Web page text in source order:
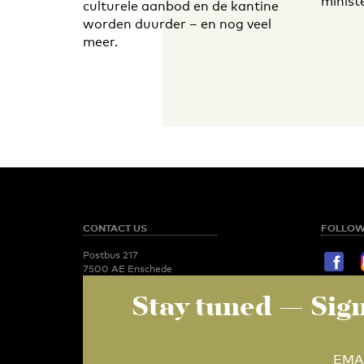
culturele aanbod en de kantine
worden duurder – en nog veel
meer.
CONTACT US
Postbus 217
7500 AE Enschede
STAY
Relation
Stay tuned—